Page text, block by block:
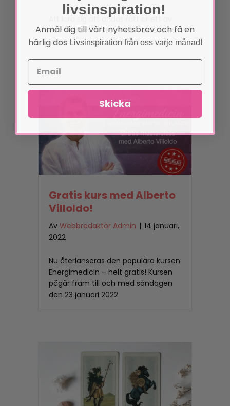
Att lära sig att andas rätt är ett av
de mest kraftfulla sätten att stärka
kroppen, sinnet och känslorna på.
Gratis kurs med Alberto
Villoldo!
Av Webbredaktör Admin | 14 januari,
2022
Nu återlanseras den populära kursen
Energimedicin – helt gratis! Kursen
pågår fram till och med söndagen
den 23 januari 2022.
livsinspiration!
Anmäl dig till vårt nyhetsbrev och få en
härlig dos Livsinspiration från oss varje månad!
Skicka